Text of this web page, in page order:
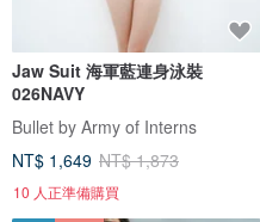
Jaw Suit 海軍藍連身泳裝
026NAVY
Bullet by Army of Interns
NT$ 1,649 NT$ 1,873
10 人正準備購買